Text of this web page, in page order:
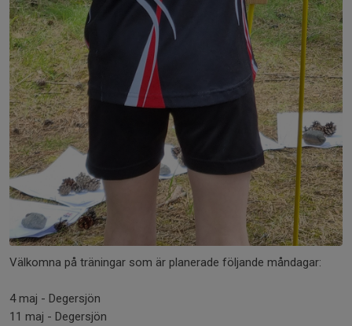
Välkomna på träningar som är planerade följande måndagar:
4 maj - Degersjön
11 maj - Degersjön